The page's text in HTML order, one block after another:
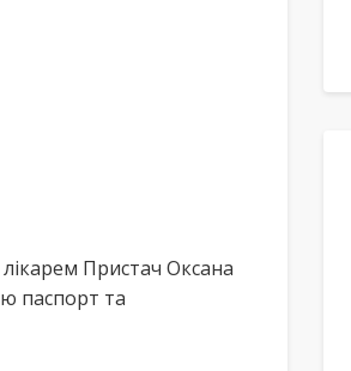
Пристач Оксана
паспорт та